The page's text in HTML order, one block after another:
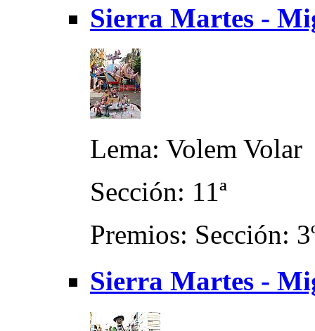
Sierra Martes -
Lema: Volem Volar
Sección: 11ª
Premios: Sección:
Sierra Martes -